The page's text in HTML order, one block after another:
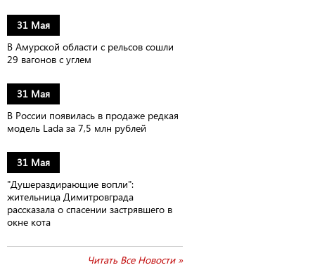
31 Мая
В Амурской области с рельсов сошли
29 вагонов с углем
31 Мая
В России появилась в продаже редкая
модель Lada за 7,5 млн рублей
31 Мая
"Душераздирающие вопли":
жительница Димитровграда
рассказала о спасении застрявшего в
окне кота
Читать Все Новости »